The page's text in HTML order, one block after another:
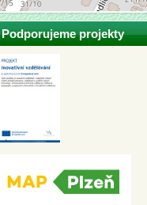
Podporujeme projekty